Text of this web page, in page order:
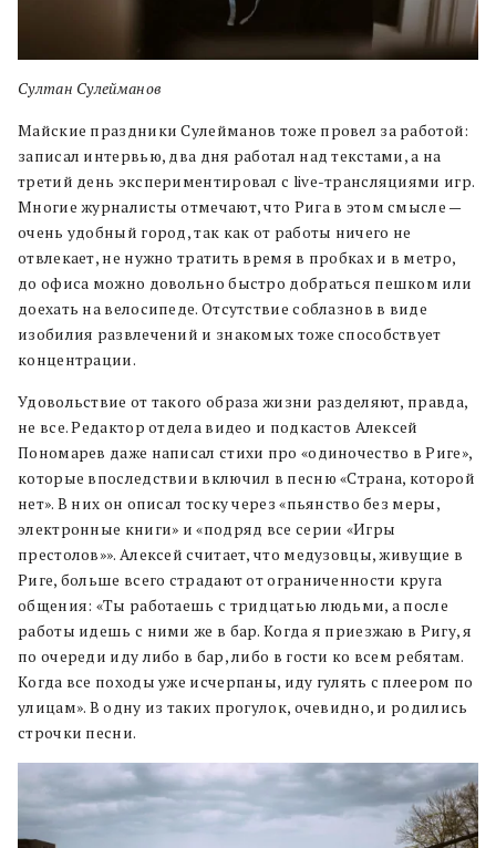
Султан Сулейманов
Майские праздники Сулейманов тоже провел за работой:
записал интервью, два дня работал над текстами, а на
третий день экспериментировал с live-трансляциями игр.
Многие журналисты отмечают, что Рига в этом смысле —
очень удобный город, так как от работы ничего не
отвлекает, не нужно тратить время в пробках и в метро,
до офиса можно довольно быстро добраться пешком или
доехать на велосипеде. Отсутствие соблазнов в виде
изобилия развлечений и знакомых тоже способствует
концентрации.
Удовольствие от такого образа жизни разделяют, правда,
не все. Редактор отдела видео и подкастов Алексей
Пономарев даже написал стихи про «одиночество в Риге»,
которые впоследствии включил в песню «Страна, которой
нет». В них он описал тоску через «пьянство без меры,
электронные книги» и «подряд все серии «Игры
престолов»». Алексей считает, что медузовцы, живущие в
Риге, больше всего страдают от ограниченности круга
общения: «Ты работаешь с тридцатью людьми, а после
работы идешь с ними же в бар. Когда я приезжаю в Ригу, я
по очереди иду либо в бар, либо в гости ко всем ребятам.
Когда все походы уже исчерпаны, иду гулять с плеером по
улицам». В одну из таких прогулок, очевидно, и родились
строчки песни.